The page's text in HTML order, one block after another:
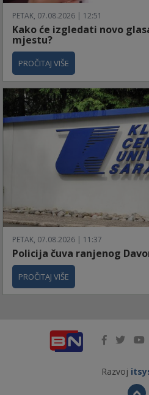
PETAK, 07.08.2026 | 12:51
Kako će izgledati novo
mjestu?
PROČITAJ VIŠE
PETAK, 07.08.2026 | 11:37
Policija čuva ranjenog
PROČITAJ VIŠE
Razvoj